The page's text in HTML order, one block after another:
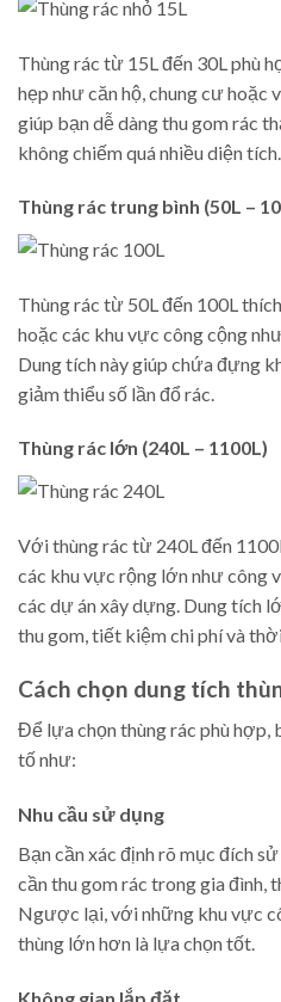
Thùng rác từ 15L đến 30L phù
hẹp như căn hộ, chung cư hoặc
giúp bạn dễ dàng thu gom rác
không chiếm quá nhiều diện tích.
Thùng rác trung bình (50L –
Thùng rác từ 50L đến 100L
hoặc các khu vực công cộng
Dung tích này giúp chứa đựng
giảm thiểu số lần đổ rác.
Thùng rác lớn (240L – 1100L)
Với thùng rác từ 240L đến
các khu vực rộng lớn như công
các dự án xây dựng. Dung tích
thu gom, tiết kiệm chi phí và
Cách chọn dung tích
Để lựa chọn thùng rác phù hợp,
tố như:
Nhu cầu sử dụng
Bạn cần xác định rõ mục đích
cần thu gom rác trong gia đình,
Ngược lại, với những khu vực
thùng lớn hơn là lựa chọn tốt.
Không gian lắp đặt